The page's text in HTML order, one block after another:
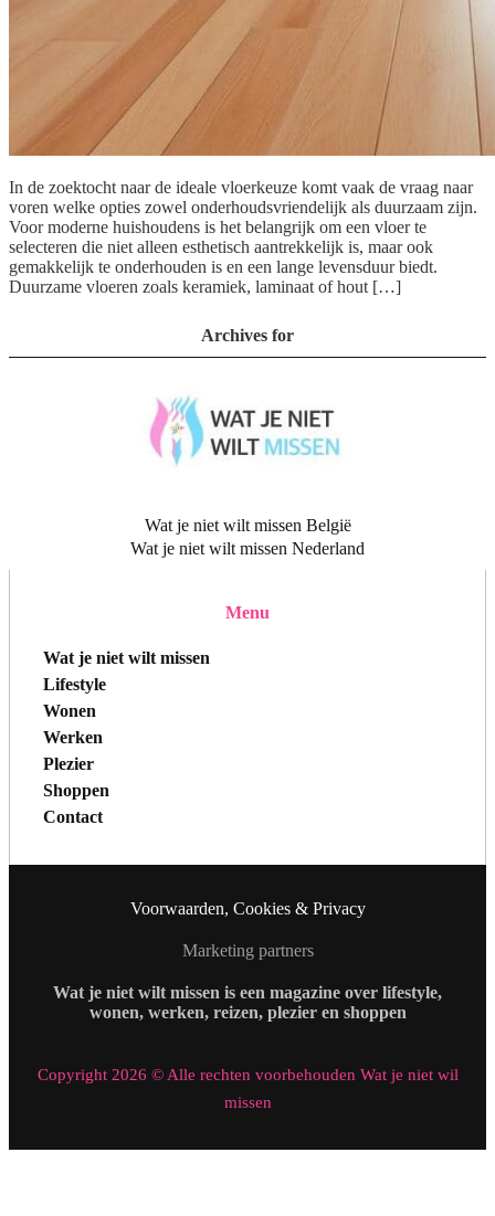
In de zoektocht naar de ideale vloerkeuze komt vaak de vraag naar
voren welke opties zowel onderhoudsvriendelijk als duurzaam zijn.
Voor moderne huishoudens is het belangrijk om een vloer te
selecteren die niet alleen esthetisch aantrekkelijk is, maar ook
gemakkelijk te onderhouden is en een lange levensduur biedt.
Duurzame vloeren zoals keramiek, laminaat of hout […]
Archives for
Wat je niet wilt missen België
Wat je niet wilt missen Nederland
Menu
Wat je niet wilt missen
Lifestyle
Wonen
Werken
Plezier
Shoppen
Contact
Voorwaarden, Cookies & Privacy
Marketing partners
Wat je niet wilt missen is een magazine over lifestyle,
wonen, werken, reizen, plezier en shoppen
Copyright 2026 © Alle rechten voorbehouden Wat je niet wil
missen